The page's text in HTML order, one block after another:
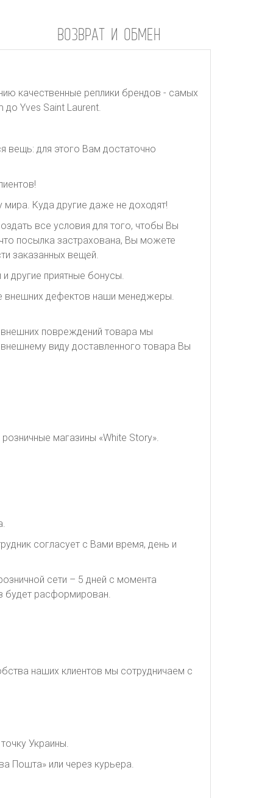
ВОЗВРАТ И ОБМЕН
качественные реплики брендов - самых
до Yves Saint Laurent.
вещь: для этого Вам достаточно
Куда другие даже не доходят!
все условия для того, чтобы Вы
посылка застрахована, Вы можете
заказанных вещей.
другие приятные бонусы.
внешних дефектов наши менеджеры.
внешних повреждений товара мы
виду доставленного товара Вы
магазины «White Story».
согласует с Вами время, день и
сети – 5 дней с момента
будет расформирован.
наших клиентов мы сотрудничаем с
Украины.
Пошта» или через курьера.